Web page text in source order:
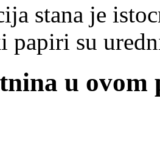
stana je
papiri su
u ovom